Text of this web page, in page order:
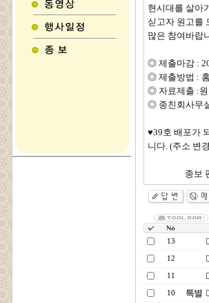
현시대를 살아
싣고자 원고를
많은 참여바랍
◎ 제출마감 :
◎ 제출방법 :
◎ 자료제출 :원
◎ 종친회사무
♥39호 배포가
니다. (주소 변
종보 편
13
12
11
10 특별